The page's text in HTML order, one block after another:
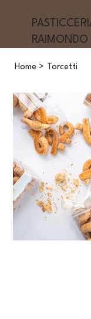
RAIMONDO
Home > Torcetti